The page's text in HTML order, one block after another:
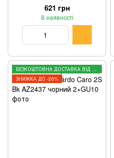
621 грн
В наявності
БЕЗКОШТОВНА ДОСТАВКА ВІД 3000 ГРН
ЗНИЖКА ДО -20%